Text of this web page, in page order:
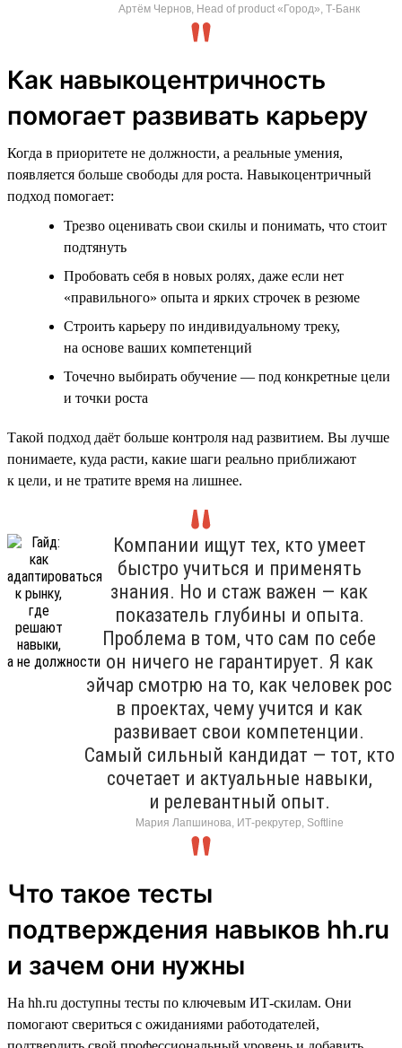
Артём Чернов, Head of product «Город», Т-Банк
Как навыкоцентричность
помогает развивать карьеру
Когда в приоритете не должности, а реальные умения,
появляется больше свободы для роста. Навыкоцентричный
подход помогает:
Трезво оценивать свои скилы и понимать, что стоит
подтянуть
Пробовать себя в новых ролях, даже если нет
«правильного» опыта и ярких строчек в резюме
Строить карьеру по индивидуальному треку,
на основе ваших компетенций
Точечно выбирать обучение — под конкретные цели
и точки роста
Такой подход даёт больше контроля над развитием. Вы лучше
понимаете, куда расти, какие шаги реально приближают
к цели, и не тратите время на лишнее.
Компании ищут тех, кто умеет
быстро учиться и применять
знания. Но и стаж важен — как
показатель глубины и опыта.
Проблема в том, что сам по себе
он ничего не гарантирует. Я как
эйчар смотрю на то, как человек рос
в проектах, чему учится и как
развивает свои компетенции.
Самый сильный кандидат — тот, кто
сочетает и актуальные навыки,
и релевантный опыт.
Мария Лапшинова, ИТ-рекрутер, Softline
Что такое тесты
подтверждения навыков hh.ru
и зачем они нужны
На hh.ru доступны тесты по ключевым ИТ-скилам. Они
помогают свериться с ожиданиями работодателей,